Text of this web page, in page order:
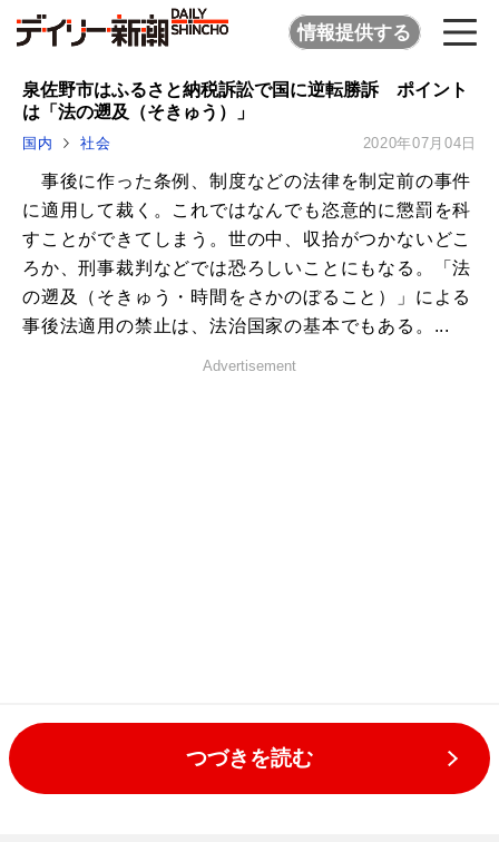
情報提供する
泉佐野市はふるさと納税訴訟で国に逆転勝訴 ポイント
は「法の遡及（そきゅう）」
国内 社会 2020年07月04日
事後に作った条例、制度などの法律を制定前の事件
に適用して裁く。これではなんでも恣意的に懲罰を科
すことができてしまう。世の中、収拾がつかないどこ
ろか、刑事裁判などでは恐ろしいことにもなる。「法
の遡及（そきゅう・時間をさかのぼること）」による
事後法適用の禁止は、法治国家の基本でもある。...
Advertisement
つづきを読む